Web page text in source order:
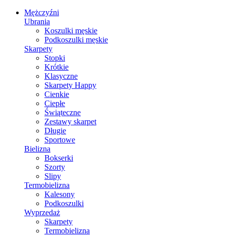
Mężczyźni
Ubrania
Koszulki męskie
Podkoszulki męskie
Skarpety
Stopki
Krótkie
Klasyczne
Skarpety Happy
Cienkie
Ciepłe
Świąteczne
Zestawy skarpet
Długie
Sportowe
Bielizna
Bokserki
Szorty
Slipy
Termobielizna
Kalesony
Podkoszulki
Wyprzedaż
Skarpety
Termobielizna